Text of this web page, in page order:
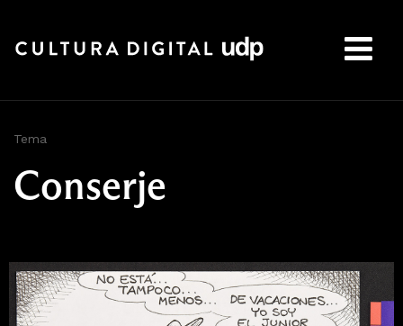
Tema
Conserje